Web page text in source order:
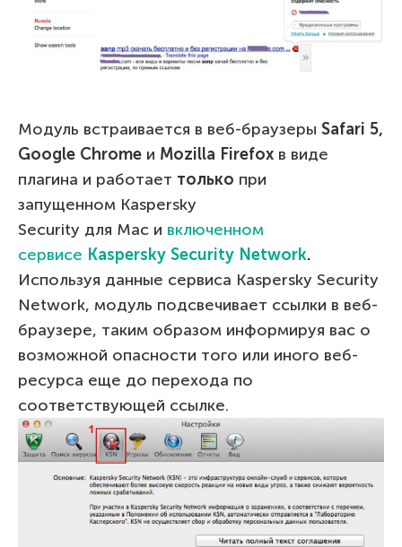
Модуль встраивается в веб-браузеры Safari 5,
Google Chrome и Mozilla Firefox в виде
плагина и работает только при
запущенном Kaspersky
Security для Mac и включенном
сервисе Kaspersky Security Network.
Используя данные сервиса Kaspersky Security
Network, модуль подсвечивает ссылки в веб-
браузере, таким образом информируя вас о
возможной опасности того или иного веб-
ресурса еще до перехода по
соответствующей ссылке.